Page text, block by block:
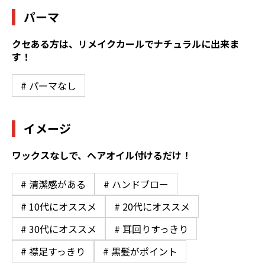
パーマ
クセある方は、リメイクカールでナチュラルに出来ま
す！
# パーマなし
イメージ
ワックスなしで、ヘアオイル付けるだけ！
# 清潔感がある
# ハンドブロー
# 10代にオススメ
# 20代にオススメ
# 30代にオススメ
# 耳回りすっきり
# 襟足すっきり
# 黒髪がポイント